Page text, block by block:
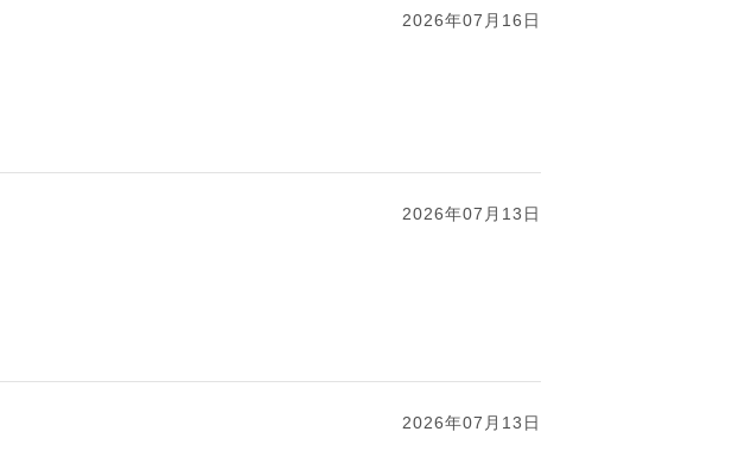
2026年07月16日
2026年07月13日
2026年07月13日